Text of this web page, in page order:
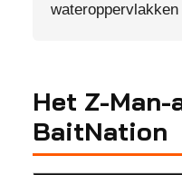
Het Z-
BaitNation